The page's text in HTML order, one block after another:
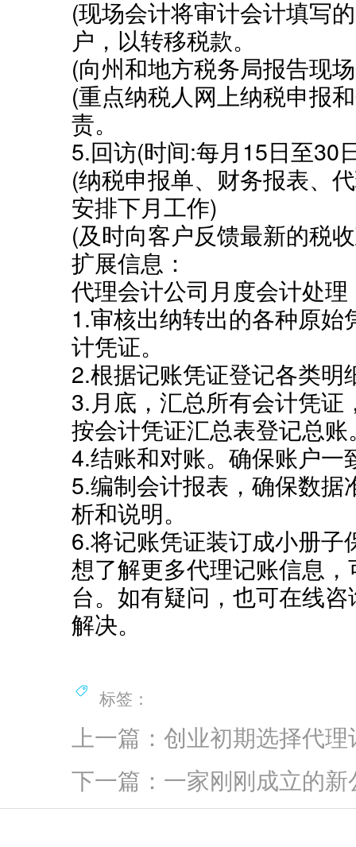
(现场会计将审计会计填写
户，以转移税款。
(向州和地方税务局报告现
(重点纳税人网上纳税申报
责。
5.回访(时间:每月15日至30
(纳税申报单、财务报表、
安排下月工作)
(及时向客户反馈最新的税
扩展信息：
代理会计公司月度会计处理
1.审核出纳转出的各种原
计凭证。
2.根据记账凭证登记各类明
3.月底，汇总所有会计凭
按会计凭证汇总表登记总账
4.结账和对账。确保账户
5.编制会计报表，确保数
析和说明。
6.将记账凭证装订成小册子
想了解更多代理记账信息
台。如有疑问，也可在线
解决。
标签：
上一篇：创业初期选择代
下一篇：一家刚刚成立的